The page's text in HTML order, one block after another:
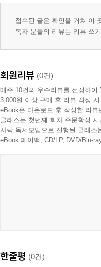
접수된 글은 확인을 거쳐 이
독자 분들의 리뷰는 리뷰 쓰
회원리뷰 (0건)
매주 10건의 우수리뷰를 선정하
3,000원 이상 구매 후 리뷰 작성 시
eBook은 다운로드 후 작성한 리
클래스는 첫번째 회차 주문확정
사락 독서모임으로 진행된 클래스
eBook 페이백, CD/LP, DVD/Blu-
한줄평 (0건)